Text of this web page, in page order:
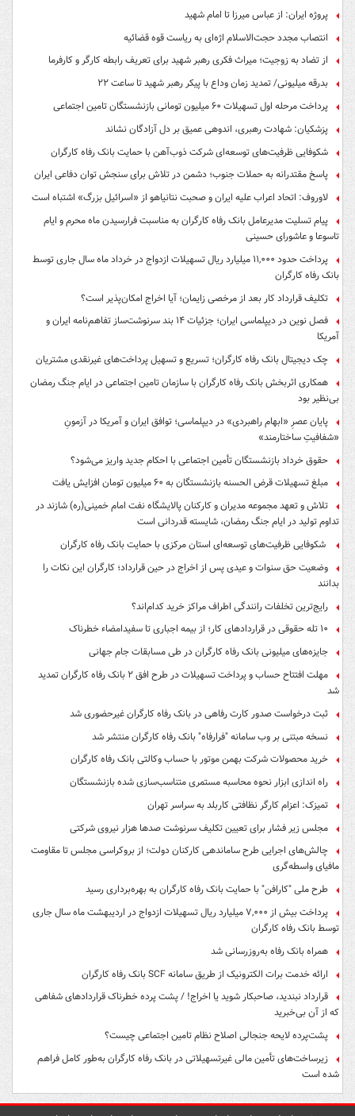
پروژه ایران: از عباس میرزا تا امام شهید
انتصاب مجدد حجت‌الاسلام اژه‌ای به ریاست قوه‌ قضائیه
از تضاد به زوجیت؛ میراث فکری رهبر شهید برای تعریف رابطه کارگر و کارفرما
بدرقه میلیونی/ تمدید زمان وداع با پیکر رهبر شهید تا ساعت ۲۲
پرداخت مرحله اول تسهیلات ۶۰ میلیون تومانی بازنشستگان تامین اجتماعی
پزشکیان: شهادت رهبری، اندوهی عمیق بر دل آزادگان نشاند
شکوفایی ظرفیت‌های توسعه‌ای شرکت ذوب‌آهن با حمایت‌ بانک رفاه کارگران
پاسخ مقتدرانه به حملات جنوب؛ دشمن در تلاش برای سنجش توان دفاعی ایران
لاوروف: اتحاد اعراب علیه ایران و صحبت نتانیاهو از «اسرائیل بزرگ» اشتباه است
پیام تسلیت مدیرعامل بانک رفاه کارگران به مناسبت فرارسیدن ماه محرم و ایام
تاسوعا و عاشورای حسینی
پرداخت حدود ۱۱,۰۰۰ میلیارد ریال تسهیلات ازدواج در خرداد ماه سال جاری توسط
بانک رفاه کارگران
تکلیف قرارداد کار بعد از مرخصی زایمان؛ آیا اخراج امکان‌پذیر است؟
فصل نوین در دیپلماسی ایران؛ جزئیات ۱۴ بند سرنوشت‌ساز تفاهم‌نامه ایران و
آمریکا
چک دیجیتال بانک رفاه کارگران؛ تسریع و تسهیل پرداخت‌های غیرنقدی مشتریان
همکاری اثربخش بانک رفاه کارگران با سازمان تامین اجتماعی در ایام جنگ رمضان
بی‌نظیر بود
پایان عصرِ «ابهام راهبردی» در دیپلماسی؛ توافق ایران و آمریکا در آزمونِ
«شفافیتِ ساختارمند»
حقوق خرداد بازنشستگان تأمین اجتماعی با احکام جدید واریز می‌شود؟
مبلغ تسهیلات قرض الحسنه بازنشستگان به ۶۰ میلیون تومان افزایش یافت
تلاش و تعهد مجموعه مدیران و کارکنان پالایشگاه نفت امام خمینی(ره) شازند در
تداوم تولید در ایام جنگ رمضان، شایسته قدردانی است
شکوفایی ظرفیت‌های توسعه‌ای استان مرکزی با حمایت بانک رفاه کارگران
وضعیت حق سنوات و عیدی پس از اخراج در حین قرارداد؛ کارگران این نکات را
بدانند
رایج‌ترین تخلفات رانندگی اطراف مراکز خرید کدام‌اند؟
۱۰ تله حقوقی در قراردادهای کار؛ از بیمه اجباری تا سفیدامضاء خطرناک
جایزه‌های میلیونی بانک رفاه کارگران در طی مسابقات جام جهانی
مهلت افتتاح حساب و پرداخت تسهیلات در طرح افق ۲ بانک رفاه کارگران تمدید
شد
ثبت درخواست صدور کارت رفاهی در بانک رفاه کارگران غیرحضوری شد
نسخه مبتنی بر وب سامانه "فرارفاه" بانک رفاه کارگران منتشر شد
خرید محصولات شرکت بهمن موتور با حساب وکالتی بانک رفاه کارگران
راه اندازی ابزار نحوه محاسبه مستمری متناسب‌سازی شده بازنشستگان
تمیزک: اعزام کارگر نظافتی کاربلد به سراسر تهران
مجلس زیر فشار برای تعیین تکلیف سرنوشت صدها هزار نیروی شرکتی
چالش‌های اجرایی طرح ساماندهی کارکنان دولت؛ از بروکراسی مجلس تا مقاومت
مافیای واسطه‌گری
طرح ملی "کارافن" با حمایت بانک رفاه کارگران به بهره‌برداری رسید
پرداخت بیش از ۷,۰۰۰ میلیارد ریال تسهیلات ازدواج در اردیبهشت ماه سال جاری
توسط بانک رفاه کارگران
همراه بانک رفاه به‌روزرسانی شد
ارائه خدمت برات الکترونیک از طریق سامانه SCF بانک رفاه کارگران
قرارداد نبندید، صاحبکار شوید یا اخراج! / پشت پرده خطرناک قراردادهای شفاهی
که از آن بی‌خبرید
پشت‌پرده لایحه جنجالی اصلاح نظام تامین اجتماعی چیست؟
زیرساخت‌های تأمین مالی غیرتسهیلاتی در بانک رفاه کارگران به‌طور کامل فراهم
شده است